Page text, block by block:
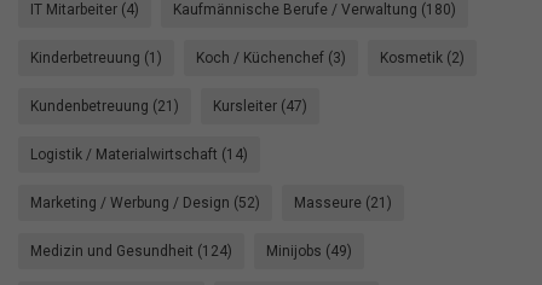
IT Mitarbeiter (4) Kaufmännische Berufe / Verwaltung (180)
Kinderbetreuung (1) Koch / Küchenchef (3) Kosmetik (2)
Kundenbetreuung (21) Kursleiter (47)
Logistik / Materialwirtschaft (14)
Marketing / Werbung / Design (52) Masseure (21)
Medizin und Gesundheit (124) Minijobs (49)